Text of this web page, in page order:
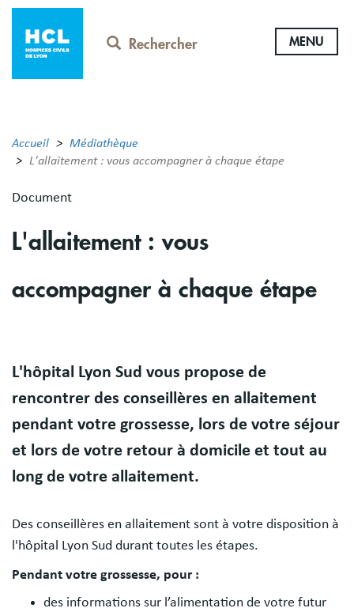
Aller
contenu
principal
Rechercher MENU
Accueil
Médiathèque
L'allaitement : vous accompagner à chaque étape
Document
L'allaitement : vous
accompagner à chaque étape
Body
L'hôpital Lyon Sud vous propose de
rencontrer des conseillères en allaitement
pendant votre grossesse, lors de votre séjour
et lors de votre retour à domicile et tout au
long de votre allaitement.
Des conseillères en allaitement sont à votre disposition à
l'hôpital Lyon Sud durant toutes les étapes.
Pendant votre grossesse, pour :
des informations sur l’alimentation de votre futur